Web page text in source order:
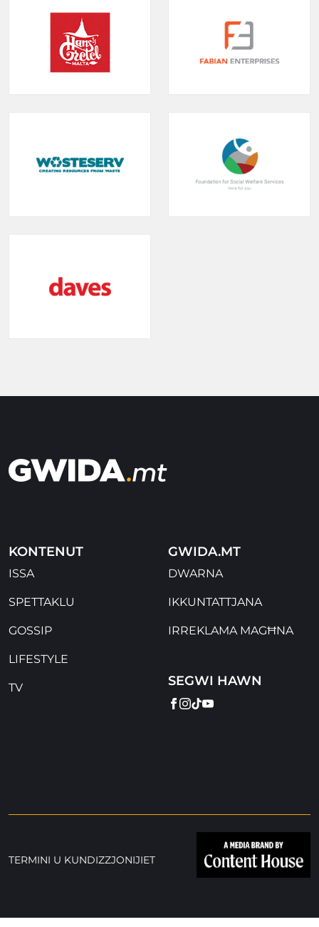
KONTENUT
ISSA
SPETTAKLU
GOSSIP
LIFESTYLE
TV
GWIDA.MT
DWARNA
IKKUNTATTJANA
IRREKLAMA MAGĦNA
SEGWI HAWN
FACEBOOK
INSTAGRAM
TIKTOK
YOUTUBE
TERMINI U KUNDIZZJONIJIET